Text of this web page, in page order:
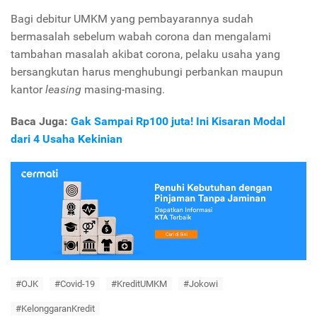
Bagi debitur UMKM yang pembayarannya sudah
bermasalah sebelum wabah corona dan mengalami
tambahan masalah akibat corona, pelaku usaha yang
bersangkutan harus menghubungi perbankan maupun
kantorleasing masing-masing.
Baca Juga: Gak Sampai Rp100 juta! Ini Kisaran Modal
dari 4 Usaha Kekinian
#OJK #Covid-19 #KreditUMKM #Jokowi
#KelonggaranKredit